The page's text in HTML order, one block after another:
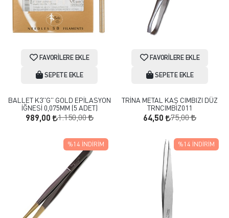
FAVORILERE EKLE
SEPETE EKLE
BALLET K3''G'' GOLD EPİLASYON
İĞNESİ 0,075MM (5 ADET)
989,00 1.150,00
FAVORILERE EKLE
SEPETE EKLE
TRİNA METAL KAŞ CIMBIZI DÜZ
TRNCIMBIZ011
64,50 75,00
%14 İNDIRIM %14 İNDIRIM